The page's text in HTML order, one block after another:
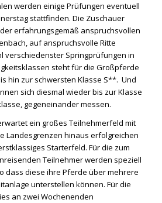
werden einige Prüfungen eventuell
stattfinden. Die Zuschauer
erfahrungsgemäß anspruchsvollen
auf anspruchsvolle Ritte
verschiedenster Springprüfungen in
steht für die Großpferde
hin zur schwersten Klasse S**. Und
sich diesmal wieder bis zur Klasse
gegeneinander messen.
ein großes Teilnehmerfeld mit
Landesgrenzen hinaus erfolgreichen
Starterfeld. Für die zum
Teilnehmer werden speziell
dass diese ihre Pferde über mehrere
unterstellen können. Für die
an zwei Wochenenden